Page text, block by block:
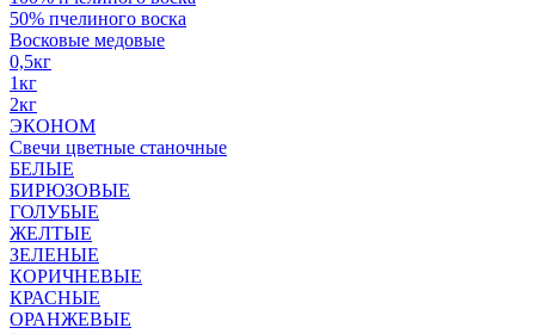
50% пчелиного воска
Восковые медовые
0,5кг
1кг
2кг
ЭКОНОМ
Свечи цветные станочные
БЕЛЫЕ
БИРЮЗОВЫЕ
ГОЛУБЫЕ
ЖЕЛТЫЕ
ЗЕЛЕНЫЕ
КОРИЧНЕВЫЕ
КРАСНЫЕ
ОРАНЖЕВЫЕ